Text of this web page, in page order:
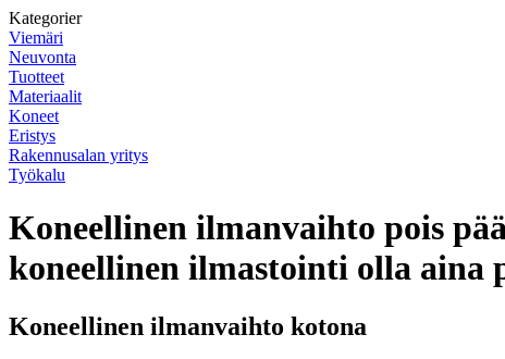
Kategorier
Viemäri
Neuvonta
Tuotteet
Materiaalit
Koneet
Eristys
Rakennusalan yritys
Työkalu
Koneellinen ilmanvaihto pois
koneellinen ilmastointi olla aina
Koneellinen ilmanvaihto kotona